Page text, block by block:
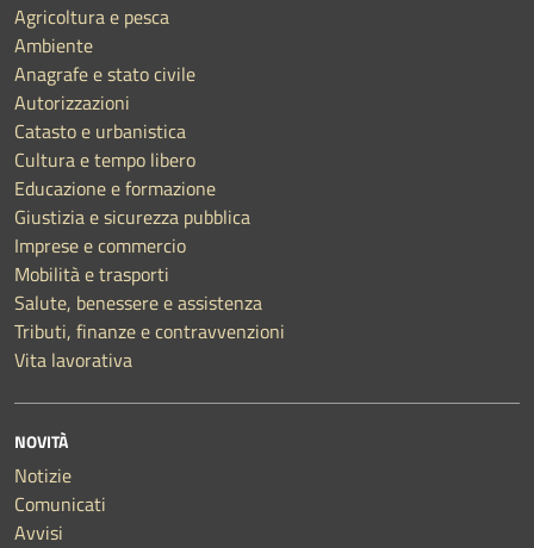
Agricoltura e pesca
Ambiente
Anagrafe e stato civile
Autorizzazioni
Catasto e urbanistica
Cultura e tempo libero
Educazione e formazione
Giustizia e sicurezza pubblica
Imprese e commercio
Mobilità e trasporti
Salute, benessere e assistenza
Tributi, finanze e contravvenzioni
Vita lavorativa
NOVITÀ
Notizie
Comunicati
Avvisi